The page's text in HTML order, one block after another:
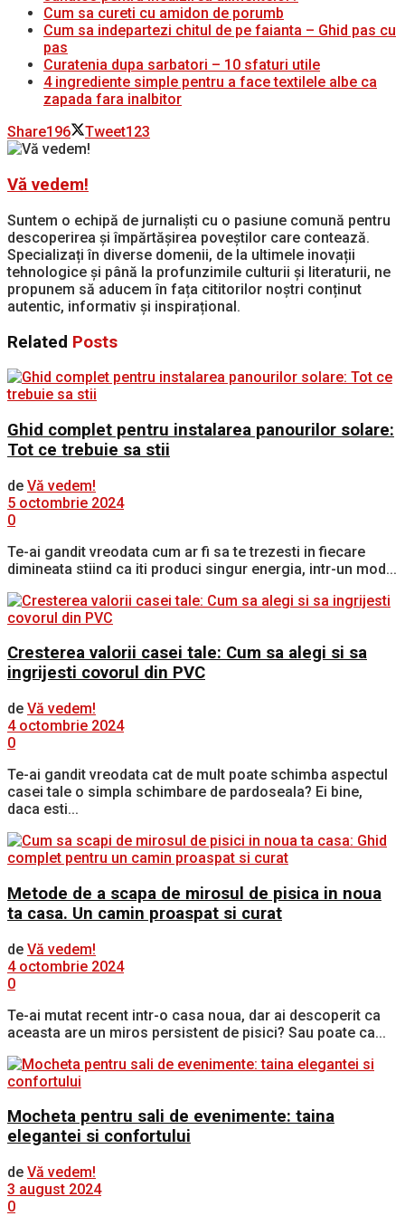
Cum sa cureti cu amidon de porumb
Cum sa indepartezi chitul de pe faianta – Ghid pas cu
pas
Curatenia dupa sarbatori – 10 sfaturi utile
4 ingrediente simple pentru a face textilele albe ca
zapada fara inalbitor
Share196 Tweet123
Vă vedem!
Suntem o echipă de jurnaliști cu o pasiune comună pentru
descoperirea și împărtășirea poveștilor care contează.
Specializați în diverse domenii, de la ultimele inovații
tehnologice și până la profunzimile culturii și literaturii, ne
propunem să aducem în fața cititorilor noștri conținut
autentic, informativ și inspirațional.
Related Posts
Ghid complet pentru instalarea panourilor solare:
Tot ce trebuie sa stii
de Vă vedem!
5 octombrie 2024
0
Te-ai gandit vreodata cum ar fi sa te trezesti in fiecare
dimineata stiind ca iti produci singur energia, intr-un mod...
Cresterea valorii casei tale: Cum sa alegi si sa
ingrijesti covorul din PVC
de Vă vedem!
4 octombrie 2024
0
Te-ai gandit vreodata cat de mult poate schimba aspectul
casei tale o simpla schimbare de pardoseala? Ei bine,
daca esti...
Metode de a scapa de mirosul de pisica in noua
ta casa. Un camin proaspat si curat
de Vă vedem!
4 octombrie 2024
0
Te-ai mutat recent intr-o casa noua, dar ai descoperit ca
aceasta are un miros persistent de pisici? Sau poate ca...
Mocheta pentru sali de evenimente: taina
elegantei si confortului
de Vă vedem!
3 august 2024
0